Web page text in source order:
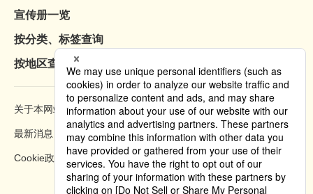
宣传册一览
按分类、标签查询
按地区查询
关于本网站 浏览方法
最新消息 隐私权政策
Cookie政策